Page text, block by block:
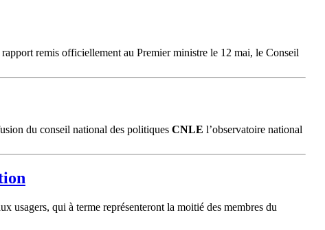
remis officiellement au Premier ministre le 12 mai, le Conseil
du conseil national des politiques CNLE l’observatoire national
usagers, qui à terme représenteront la moitié des membres du